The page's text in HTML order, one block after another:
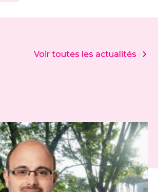
Voir toutes les actualités